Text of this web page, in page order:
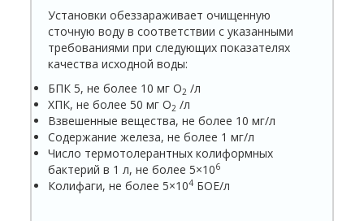
Установки обеззараживает очищенную
сточную воду в соответствии с указанными
требованиями при следующих показателях
качества исходной воды:
БПК 5, не более 10 мг О2 /л
ХПК, не более 50 мг О2 /л
Взвешенные вещества, не более 10 мг/л
Содержание железа, не более 1 мг/л
Число термотолерантных колиформных
бактерий в 1 л, не более 5×106
Колифаги, не более 5×104 БОЕ/л